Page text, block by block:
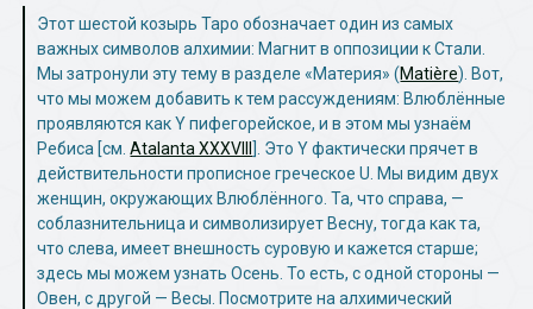
Этот шестой козырь Таро обозначает один из самых
важных символов алхимии: Магнит в оппозиции к Стали.
Мы затронули эту тему в разделе «Материя» (Matière). Вот,
что мы можем добавить к тем рассуждениям: Влюблённые
проявляются как Y пифегорейское, и в этом мы узнаём
Ребиса [см.Atalanta XXXVIII ]. Это Y фактически прячет в
действительности прописное греческое U. Мы видим двух
женщин, окружающих Влюблённого. Та, что справа, —
соблазнительница и символизирует Весну, тогда как та,
что слева, имеет внешность суровую и кажется старше;
здесь мы можем узнать Осень. То есть, с одной стороны —
Овен, с другой — Весы. Посмотрите на алхимический